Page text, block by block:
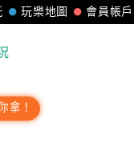
會員帳戶
玩樂地圖
拿！